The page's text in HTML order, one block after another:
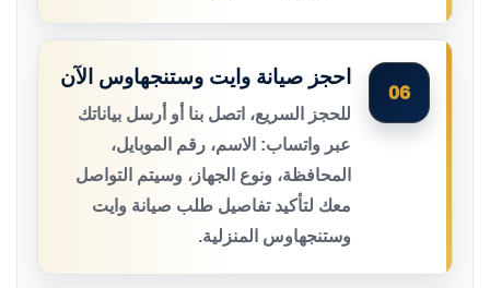
06
احجز صيانة وايت وستنجهاوس الآن
للحجز السريع، اتصل بنا أو أرسل بياناتك
عبر واتساب: الاسم، رقم الموبايل،
المحافظة، ونوع الجهاز، وسيتم التواصل
معك لتأكيد تفاصيل طلب صيانة وايت
وستنجهاوس المنزلية.